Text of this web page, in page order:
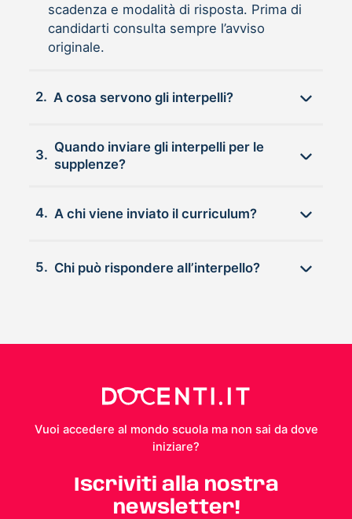
scadenza e modalità di risposta. Prima di
candidarti consulta sempre l’avviso
originale.
2. A cosa servono gli interpelli?
3.
Quando inviare gli interpelli per le
supplenze?
4. A chi viene inviato il curriculum?
5. Chi può rispondere all’interpello?
Vuoi accedere al mondo scuola ma non sai da dove
iniziare?
Iscriviti alla nostra
newsletter!